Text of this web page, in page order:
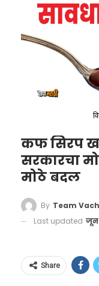
चारही
आणि
Diesel
रुपये प्रति लिटर
– मुंबईत पेट्रोल
रुपये प्रति लिटर
– कोलकात्यात
कफ सिरप
सरकारचा
मोठे बदल
By Team Vacha
Last updated जून
Share